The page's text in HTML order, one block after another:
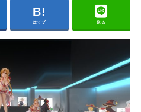
はてブ 送る